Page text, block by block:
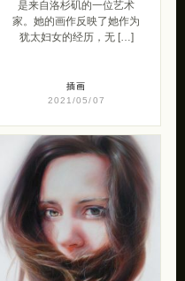
是来自洛杉矶的一位艺术
家。她的画作反映了她作为
犹太妇女的经历，无 […]
插画
2021/05/07